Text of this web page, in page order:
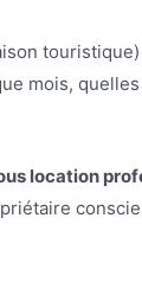
mois,
location